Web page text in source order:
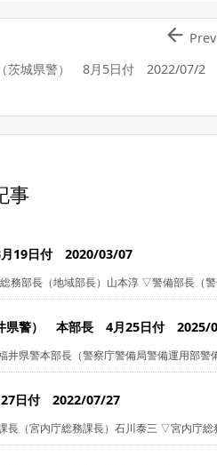
茨城県警） 8月5日付 2022/07/2
 Prev
事
19日付 2020/03/07
務部長（地域部長）山本淳 ▽警備部長（
県警） 本部長 4月25日付 2025/
井県警本部長（警察庁警備局警備運用部警
日付 2022/07/27
長（宮内庁総務課長）石川泰三 ▽宮内庁総